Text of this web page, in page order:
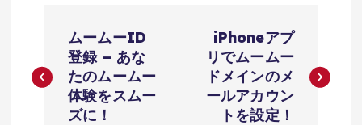
稿
ムームーID
登録 – あな
たのムームー
体験をスムー
ズに！
iPhoneアプ
リでムームー
ドメインのメ
ールアカウン
トを設定！